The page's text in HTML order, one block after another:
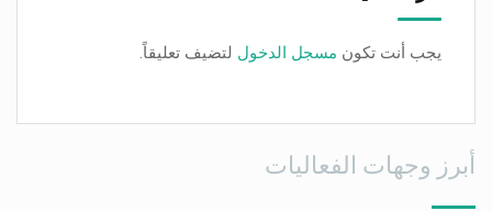
يجب أنت تكون مسجل الدخول لتضيف تعليقاً.
أبرز وجهات الفعاليات